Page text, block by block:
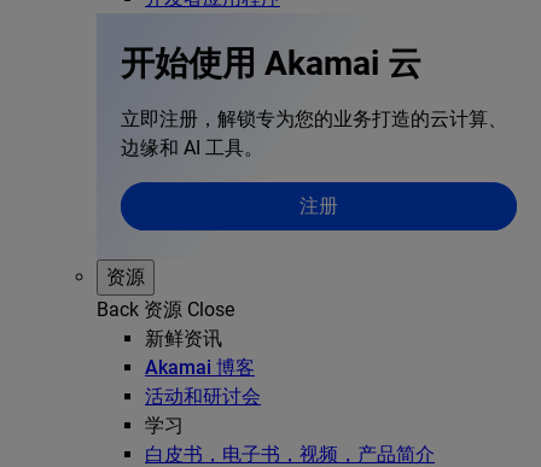
开始使用 Akamai 云
立即注册，解锁专为您的业务打造的云计算、
边缘和 AI 工具。
注册
资源
Back 资源 Close
新鲜资讯
Akamai 博客
活动和研讨会
学习
白皮书，电子书，视频，产品简介